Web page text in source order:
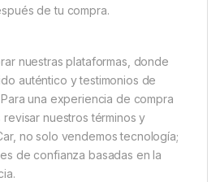
de tu compra.
nuestras plataformas, donde
auténtico y testimonios de
una experiencia de compra
revisar nuestros términos y
no solo vendemos tecnología;
de confianza basadas en la